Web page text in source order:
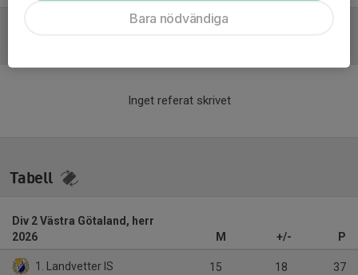
Inget referat skrivet
Tabell
Div 2 Västra Götaland, herr
2026
M +/- P
1. Landvetter IS 15 18 37
Bara nödvändiga